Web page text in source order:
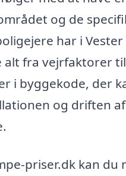
og de
har i Vester
alt fra vejrfaktorer til
i byggekode, der
og driften
priser.dk kan du